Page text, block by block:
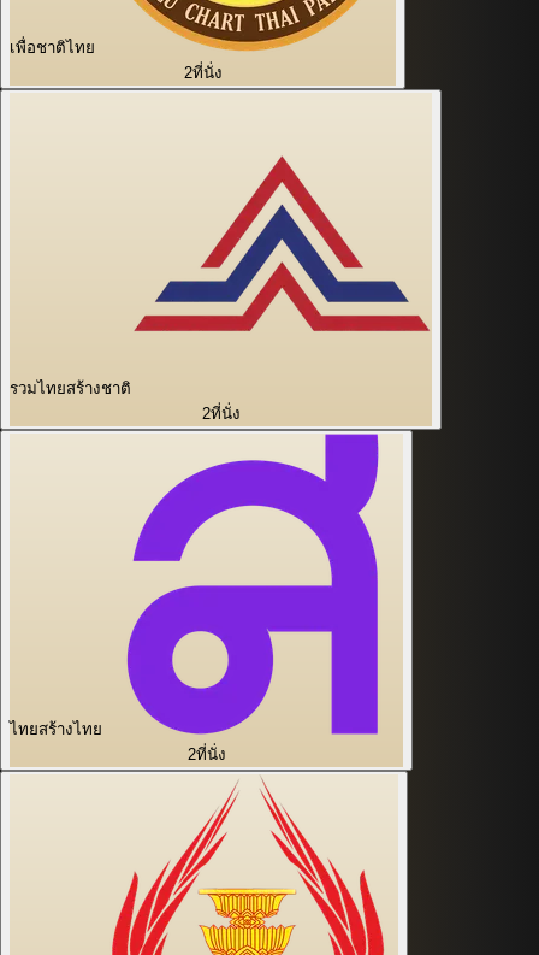
เพื่อชาติไทย
2ที่นั่ง
รวมไทยสร้างชาติ
2ที่นั่ง
ไทยสร้างไทย
2ที่นั่ง